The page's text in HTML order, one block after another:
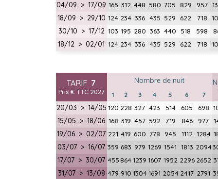
04/09 > 17/09 165 312 448 580 705 829 957
18/09 > 29/10 124 234 336 435 529 622 718
30/10 > 17/12 103 195 280 363 440 518 598
18/12 > 02/01 124 234 336 435 529 622 718
TARIF 7
Prix € TTC 2027
Nombre de nuit
1 2 3 4 5 6 7
20/03 > 14/05 120 228 327 423 514 605 698
15/05 > 18/06 168 319 457 592 719 846 977
19/06 > 02/07 221 419 600 778 945 1112 1284
03/07 > 16/07 359 683 979 1269 1541 1813 2094
17/07 > 30/07 455 8641239 1607 1952 2296 2652
31/07 > 13/08 479 910 1304 1691 2054 2417 2791